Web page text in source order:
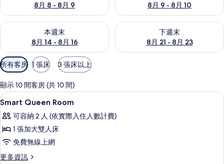
8月 8 - 8月 9
8月 9 - 8月 10
本週末
8月 14 - 8月 16
查看本週末 (8月 14 - 8月 16) 的供應情況
下週末
8月 21 - 8月 23
查看下週末 (8月 21 - 8月 23)
可
用
的
客
房
篩
選
條
所有客房 1 張床 3 張床以上
顯示 10 間客房 (共 10 間)
顯
示
Smart
Queen
Room
的
羽絨被、迷你吧、客房內保險箱、隔音
8
Smart Queen Room
可容納 2 人 (依實際入住人數計費)
1 張加大雙人床
免費無線上網
更多資訊
更